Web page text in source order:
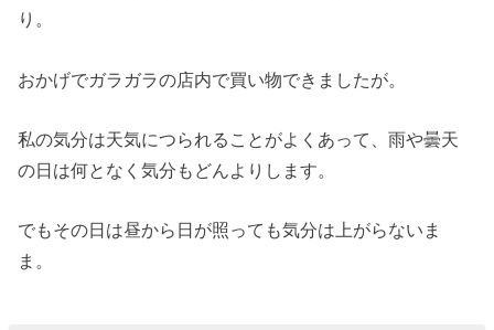
り。
おかげでガラガラの店内で買い物できましたが。
私の気分は天気につられることがよくあって、雨や曇天
の日は何となく気分もどんよりします。
でもその日は昼から日が照っても気分は上がらないま
ま。